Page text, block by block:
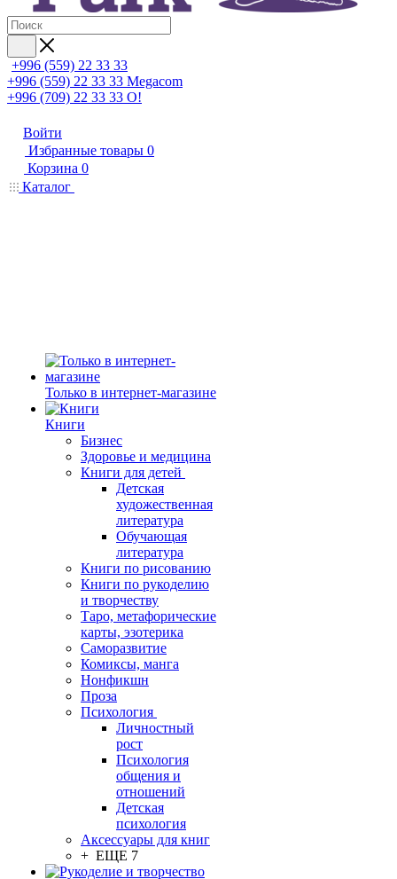
+996 (559) 22 33 33
+996 (559) 22 33 33 Megacom
+996 (709) 22 33 33 O!
Войти
Избранные товары 0
Корзина 0
Каталог
Только в интернет-магазине
Книги
Бизнес
Здоровье и медицина
Книги для детей
Детская
художественная
литература
Обучающая
литература
Книги по рисованию
Книги по рукоделию
и творчеству
Таро, метафорические
карты, эзотерика
Саморазвитие
Комиксы, манга
Нонфикшн
Проза
Психология
Личностный
рост
Психология
общения и
отношений
Детская
психология
Аксессуары для книг
+ ЕЩЕ 7